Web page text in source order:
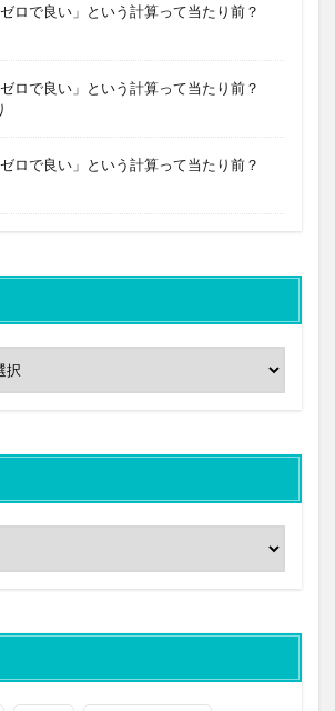
ロで良い」という計算って当たり前？
ロで良い」という計算って当たり前？
ロで良い」という計算って当たり前？